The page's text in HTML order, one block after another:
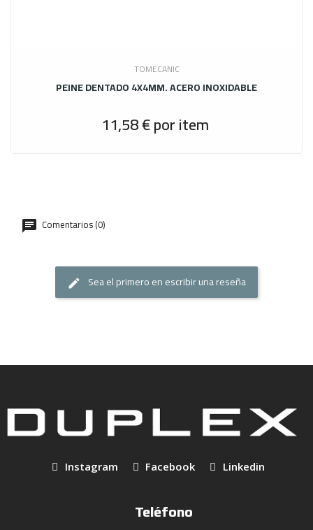
TOMECANIC
PEINE DENTADO 4X4MM. ACERO INOXIDABLE
11,58 €por item
Comentarios (0)
Sea el primero en escribir una reseña
Instagram Facebook Linkedin
Teléfono